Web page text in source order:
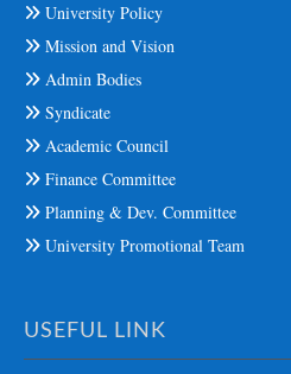
University Policy
Mission and Vision
Admin Bodies
Syndicate
Academic Council
Finance Committee
Planning & Dev. Committee
University Promotional Team
USEFUL LINK